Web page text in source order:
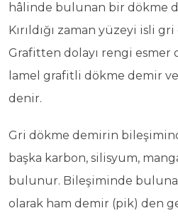
hâlinde bulunan bir dökme
Kırıldığı zaman yüzeyi isli
Grafitten dolayı rengi esmer
lamel grafitli dökme demir
denir.
Gri dökme demirin
başka karbon, silisyum,
bulunur. Bileşiminde
olarak ham demir (pik) den